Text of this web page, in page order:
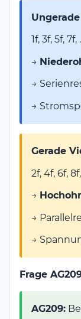
1f, 3f, 5f, 7f,
→
→
→
Gerade
2f, 4f, 6f, 8f,
→
→
→
Frage
AG209: